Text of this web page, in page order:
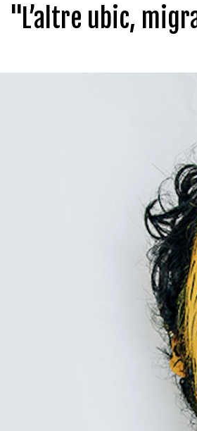
"L’altre ubic,